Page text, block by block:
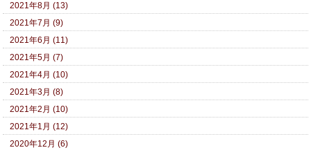
2021年8月 (13)
2021年7月 (9)
2021年6月 (11)
2021年5月 (7)
2021年4月 (10)
2021年3月 (8)
2021年2月 (10)
2021年1月 (12)
2020年12月 (6)